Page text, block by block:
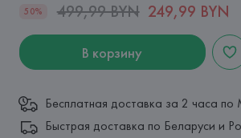
50% 499,99 BYN 249,99 BYN
В корзину
Бесплатная доставка за 2 часа по
Быстрая доставка по Беларуси и